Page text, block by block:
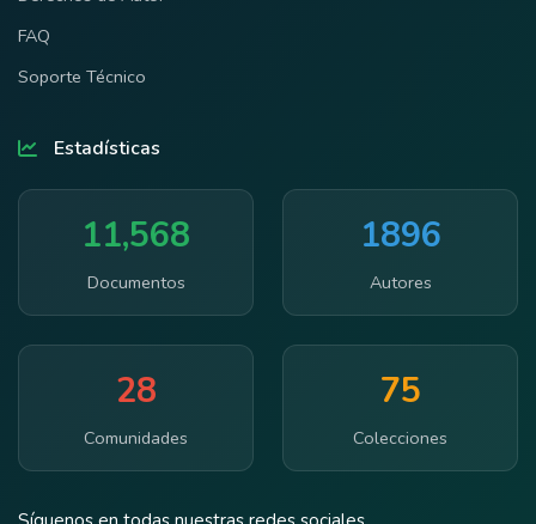
FAQ
Soporte Técnico
Estadísticas
11,568
Documentos
1896
Autores
28
Comunidades
75
Colecciones